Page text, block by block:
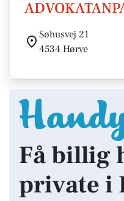
Søhusvej 21
4534 Hørve
Få billig
private i